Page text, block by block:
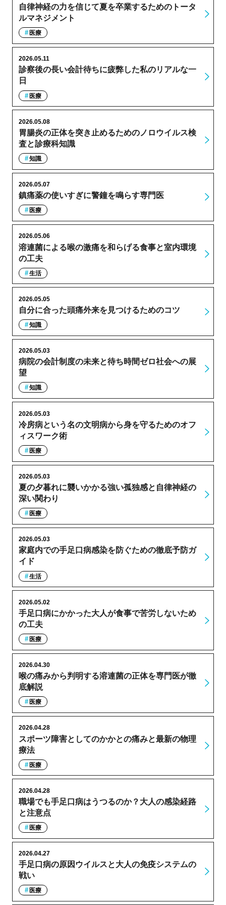
自律神経の力を信じて夏を卒業するためのトータ
ルマネジメント
医療
診察後の長い会計待ちに疲弊した私のリアルな一
日
2026.05.11
医療
胃腸炎の正体を突き止めるためのノロウイルス検
査と診療科知識
2026.05.08
知識
鎮痛薬の使いすぎに警鐘を鳴らす専門医
2026.05.07
医療
溶連菌による喉の激痛を和らげる食事と室内環境
の工夫
2026.05.06
生活
自分に合った頭痛外来を見つけるためのコツ
2026.05.05
知識
病院の会計制度の未来と待ち時間ゼロ社会への展
望
2026.05.03
知識
冷房病という名の文明病から身を守るためのオフ
ィスワーク術
2026.05.03
医療
夏の夕暮れに襲いかかる強い孤独感と自律神経の
深い関わり
2026.05.03
医療
家庭内での手足口病感染を防ぐための徹底予防ガ
イド
2026.05.03
生活
手足口病にかかった大人が食事で苦労しないため
の工夫
2026.05.02
医療
喉の痛みから判明する溶連菌の正体を専門医が徹
底解説
2026.04.30
医療
スポーツ障害としてのかかとの痛みと最新の物理
療法
2026.04.28
医療
職場でも手足口病はうつるのか？大人の感染経路
と注意点
2026.04.28
医療
手足口病の原因ウイルスと大人の免疫システムの
戦い
2026.04.27
医療